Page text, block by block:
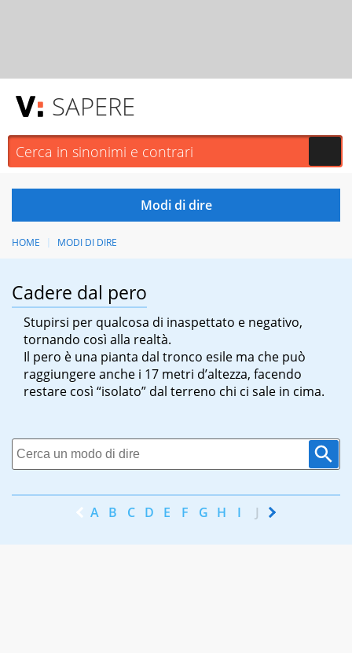
SAPERE
HOME MODI DI DIRE
Cadere dal pero
Stupirsi per qualcosa di inaspettato e negativo,
tornando così alla realtà.
Il pero è una pianta dal tronco esile ma che può
raggiungere anche i 17 metri d’altezza, facendo
restare così “isolato” dal terreno chi ci sale in cima.
A B C D E F G H I J K